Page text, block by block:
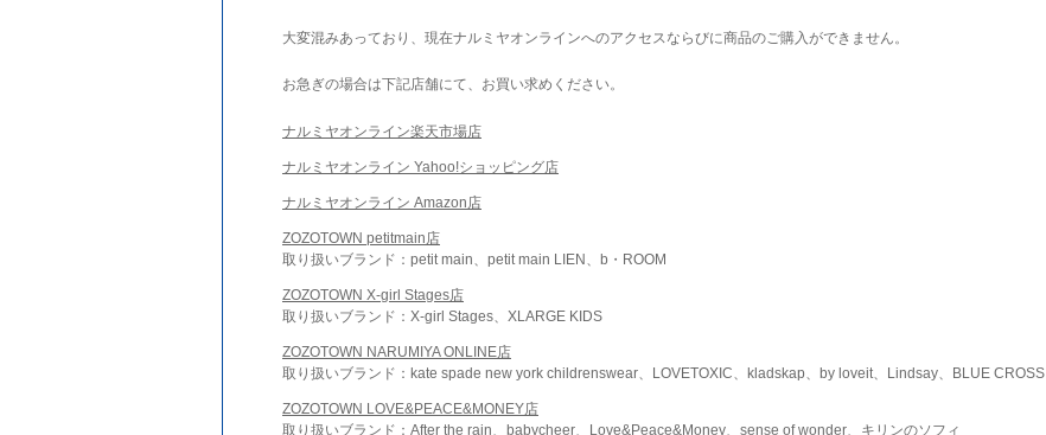
大変混みあっており、現在ナルミヤオンラインへのアクセスならびに商品のご購入ができません。
お急ぎの場合は下記店舗にて、お買い求めください。
ナルミヤオンライン楽天市場店
ナルミヤオンライン Yahoo!ショッピング店
ナルミヤオンライン Amazon店
ZOZOTOWN petitmain店
取り扱いブランド：petit main、petit main LIEN、b・ROOM
ZOZOTOWN X-girl Stages店
取り扱いブランド：X-girl Stages、XLARGE KIDS
ZOZOTOWN NARUMIYA ONLINE店
取り扱いブランド：kate spade new york childrenswear、LOVETOXIC、kladskap、by loveit、Lindsay、BLUE CROSS
ZOZOTOWN LOVE&PEACE&MONEY店
取り扱いブランド：After the rain、babycheer、Love&Peace&Money、sense of wonder、キリンのソフィ